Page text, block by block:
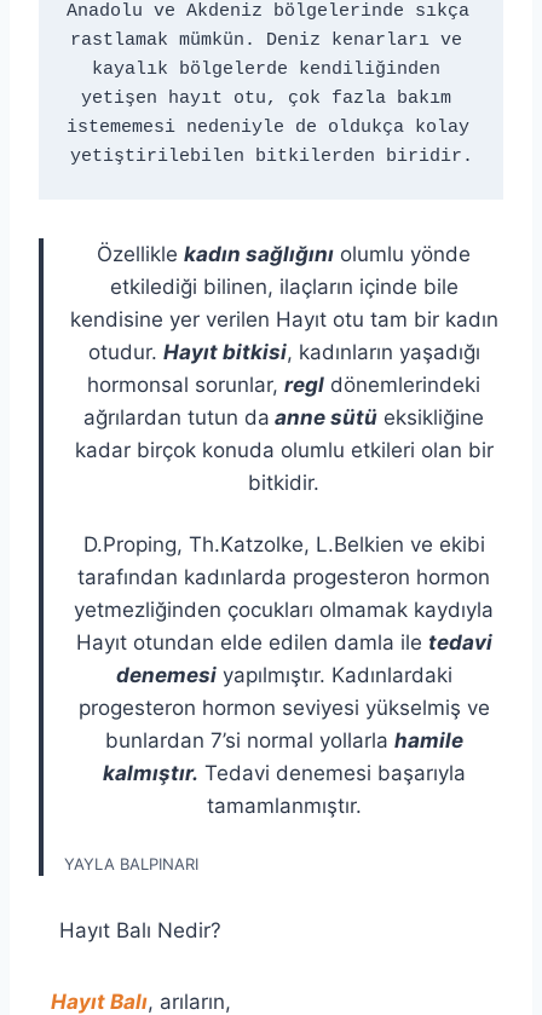
Anadolu ve Akdeniz bölgelerinde sıkça
rastlamak mümkün. Deniz kenarları ve
kayalık bölgelerde kendiliğinden
yetişen hayıt otu, çok fazla bakım
istememesi nedeniyle de oldukça kolay
yetiştirilebilen bitkilerden biridir.
Özellikle kadın sağlığını olumlu yönde
etkilediği bilinen, ilaçların içinde bile
kendisine yer verilen Hayıt otu tam bir kadın
otudur. Hayıt bitkisi, kadınların yaşadığı
hormonsal sorunlar, regl dönemlerindeki
ağrılardan tutun da anne sütü eksikliğine
kadar birçok konuda olumlu etkileri olan bir
bitkidir.
D.Proping, Th.Katzolke, L.Belkien ve ekibi
tarafından kadınlarda progesteron hormon
yetmezliğinden çocukları olmamak kaydıyla
Hayıt otundan elde edilen damla ile tedavi
denemesiyapılmıştır. Kadınlardaki
progesteron hormon seviyesi yükselmiş ve
bunlardan 7’si normal yollarla hamile
kalmıştır. Tedavi denemesi başarıyla
tamamlanmıştır.
YAYLA BALPINARI
Hayıt Balı Nedir?
Hayıt Balı, arıların,